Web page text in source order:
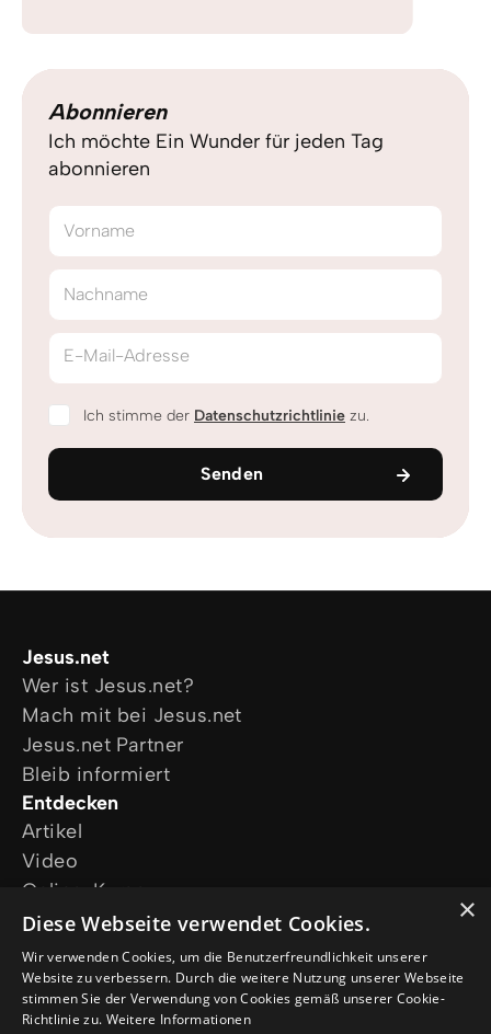
Abonnieren
Ich möchte Ein Wunder für jeden Tag
abonnieren
Vorname
Nachname
E-Mail-Adresse
Ich stimme der Datenschutzrichtlinie zu.
Senden
Jesus.net
Wer ist Jesus.net?
Mach mit bei Jesus.net
Jesus.net Partner
Bleib informiert
Entdecken
Artikel
Video
Online-Kurse
Unsere Projekte
Ich wünsche mir Gebet
Ich habe eine Frage
Folge uns
×
Diese Webseite verwendet Cookies.
Wir verwenden Cookies, um die Benutzerfreundlichkeit unserer
Website zu verbessern. Durch die weitere Nutzung unserer Webseite
stimmen Sie der Verwendung von Cookies gemäß unserer Cookie-
Richtlinie zu. Weitere Informationen